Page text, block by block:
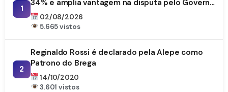
1
34% e amplia vantagem na disputa pelo Governo
da Paraíba
02/08/2026
5.665 vistos
2
Reginaldo Rossi é declarado pela Alepe como
Patrono do Brega
14/10/2020
3.601 vistos